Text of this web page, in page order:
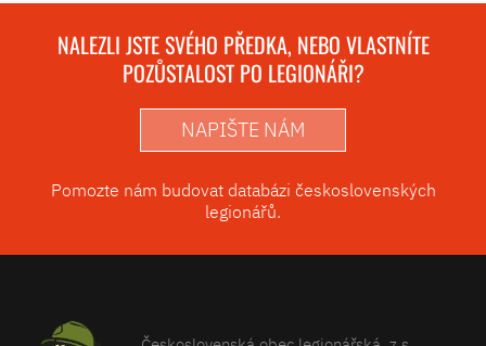
NALEZLI JSTE SVÉHO PŘEDKA, NEBO VLASTNÍTE
POZŮSTALOST PO LEGIONÁŘI?
NAPIŠTE NÁM
Pomozte nám budovat databázi československých
legionářů.